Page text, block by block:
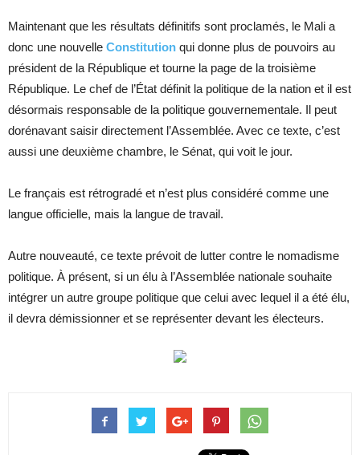
Maintenant que les résultats définitifs sont proclamés, le Mali a
donc une nouvelle Constitution qui donne plus de pouvoirs au
président de la République et tourne la page de la troisième
République. Le chef de l’État définit la politique de la nation et il est
désormais responsable de la politique gouvernementale. Il peut
dorénavant saisir directement l’Assemblée. Avec ce texte, c’est
aussi une deuxième chambre, le Sénat, qui voit le jour.
Le français est rétrogradé et n’est plus considéré comme une
langue officielle, mais la langue de travail.
Autre nouveauté, ce texte prévoit de lutter contre le nomadisme
politique. À présent, si un élu à l’Assemblée nationale souhaite
intégrer un autre groupe politique que celui avec lequel il a été élu,
il devra démissionner et se représenter devant les électeurs.